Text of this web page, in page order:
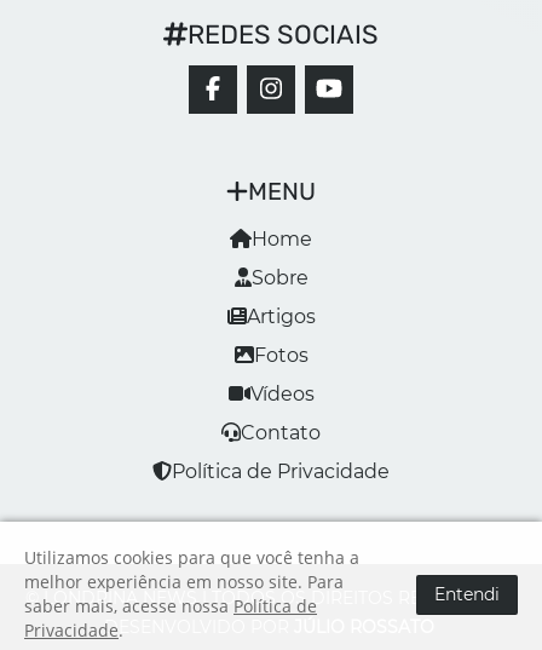
MENU
Home
Sobre
Artigos
Fotos
Vídeos
Contato
Política de Privacidade
REDES SOCIAIS
© LONDRINA NEWS | TODOS OS DIREITOS RESERVADOS
DESENVOLVIDO POR
Utilizamos cookies para que você tenha a
melhor experiência em nosso site. Para
saber mais, acesse nossa Política de
Privacidade.
Entendi